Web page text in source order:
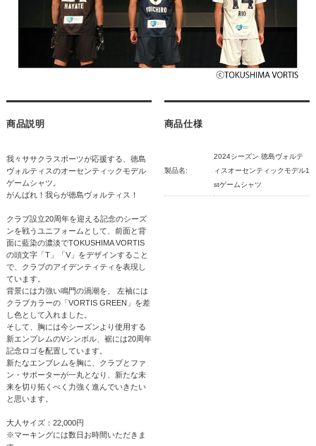
商品説明
我々ササクラスポーツが応援する、徳島
ヴォルティスのオーセンティックモデル
ゲームシャツ。
がんばれ！我らが徳島ヴォルティス！
クラブ設立20周年を迎える記念のシーズ
ンを戦うユニフォームとして、前面と背
面に藍染の濃淡でTOKUSHIMA VORTIS
の頭文字「T」「V」をデザインすること
で、クラブのアイデンティティを表現し
ています。
背景には力強い鳴門の渦潮を、 左袖には
クラブカラーの「VORTIS GREEN」を差
し色として入れました。
そして、胸には今シーズンより使用する
新エンブレムのVシンボル、裾には20周年
記念ロゴを配置しています。
新たなエンブレムを胸に、クラブとファ
ン・サポーターが一丸となり、新たな未
来を切り拓くべく力強く進んでいきたい
と思います。
大人サイズ：22,000円
※マーキングには数日お時間いただきま
商品仕様
製品名:
2024シーズン 徳島ヴォルテ
ィスオーセンティックモデル1
stゲームシャツ